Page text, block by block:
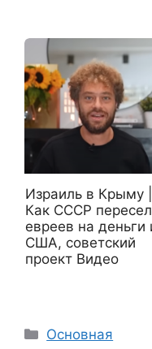
Израиль в Крыму |
Как СССР
евреев на деньги
США, советский
проект Видео
Рубрики
Основная